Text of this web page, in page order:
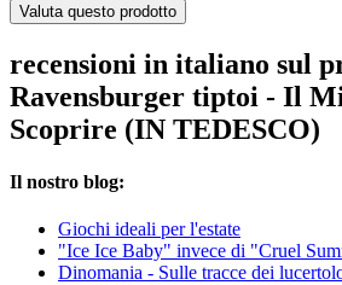
Valuta questo prodotto
recensioni in italiano sul
Ravensburger tiptoi - Il
Scoprire (IN TEDESCO)
Il nostro blog:
Giochi ideali per l'estate
"Ice Ice Baby" invece di "Cruel
Dinomania - Sulle tracce dei